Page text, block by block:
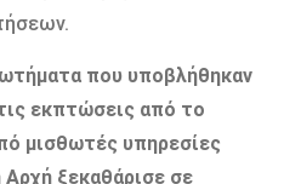
που υποβλήθηκαν
εκπτώσεις από το
μισθωτές υπηρεσίες
ξεκαθάρισε σε